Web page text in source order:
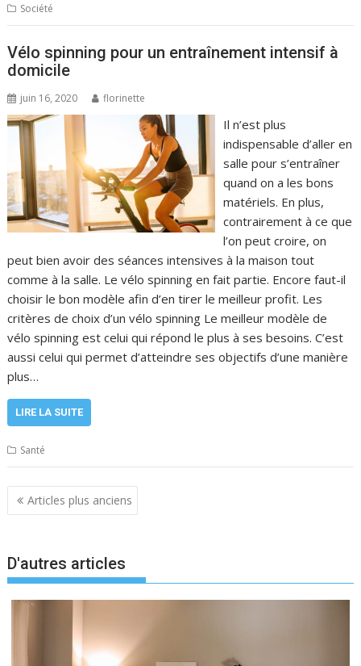
Société
Vélo spinning pour un entraînement intensif à
domicile
juin 16, 2020 florinette
Il n’est plus
indispensable d’aller en
salle pour s’entraîner
quand on a les bons
matériels. En plus,
contrairement à ce que
l’on peut croire, on
peut bien avoir des séances intensives à la maison tout
comme à la salle. Le vélo spinning en fait partie. Encore faut-il
choisir le bon modèle afin d’en tirer le meilleur profit. Les
critères de choix d’un vélo spinning Le meilleur modèle de
vélo spinning est celui qui répond le plus à ses besoins. C’est
aussi celui qui permet d’atteindre ses objectifs d’une manière
plus…
LIRE LA SUITE
Santé
Navigation
des
Articles plus anciens
D'autres articles